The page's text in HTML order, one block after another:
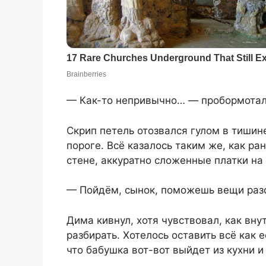
— Как-то непривычно… —
Скрип петель отозвался гулом в
пороге. Всё казалось таким же, как
стене, аккуратно сложенные платки
— Пойдём, сынок, поможешь вещи
Дима кивнул, хотя чувствовал, как
разбирать. Хотелось оставить всё
что бабушка вот-вот выйдет из кухни